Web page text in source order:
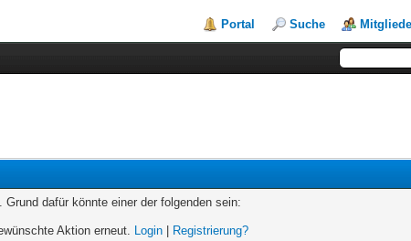
Portal Suche
dafür könnte einer der folgenden sein:
Aktion erneut. Login
Registrierung?